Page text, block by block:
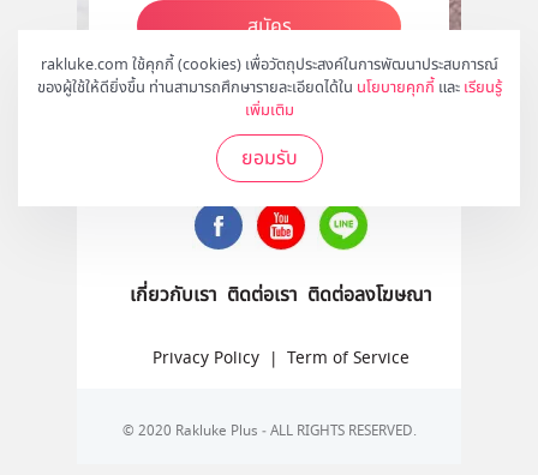
rakluke.com ใช้คุกกี้ (cookies) เพื่อวัตถุประสงค์ในการพัฒนาประสบการณ์
ของผู้ใช้ให้ดียิ่งขึ้น ท่านสามารถศึกษารายละเอียดได้ใน นโยบายคุกกี้ และ เรียนรู้
เพิ่มเติม
ยอมรับ
สมัคร
ติดตามเราได้ที่
เกี่ยวกับเรา ติดต่อเรา ติดต่อลงโฆษณา
Privacy Policy | Term of Service
© 2020 Rakluke Plus - ALL RIGHTS RESERVED.